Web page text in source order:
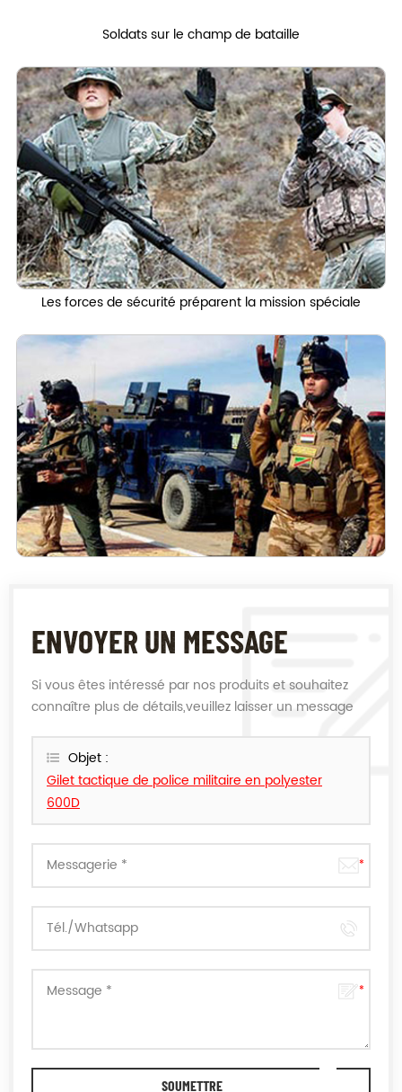
Soldats sur le champ de bataille
Les forces de sécurité préparent la mission spéciale
ENVOYER UN MESSAGE
Si vous êtes intéressé par nos produits et souhaitez
connaître plus de détails,veuillez laisser un message
Objet :
Gilet tactique de police militaire en polyester
600D